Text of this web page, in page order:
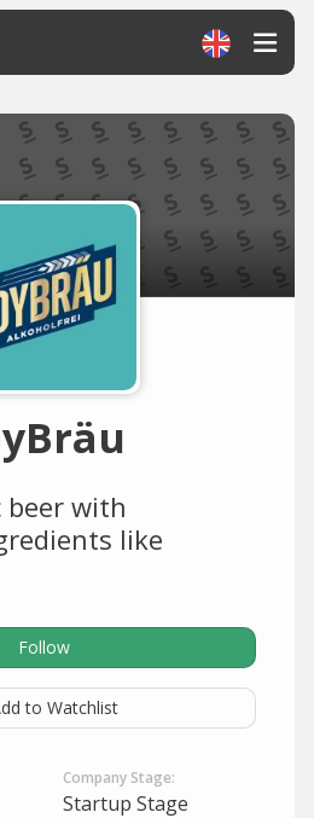
beer with
like
Follow
to Watchlist
Company Stage:
Startup Stage